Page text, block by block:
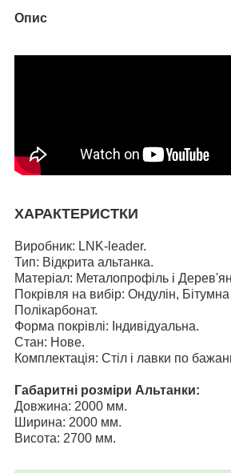
Опис
ХАРАКТЕРИСТКИ
Виробник: LNK-leader.
Тип: Відкрита альтанка.
Матеріал: Металопрофіль і
Покрівля на вибір: Ондулін,
Полікарбонат.
Форма покрівлі: Індивідуальна.
Стан: Нове.
Комплектація: Стіл і лавки по
Габаритні розміри Альтанки:
Довжина: 2000 мм.
Ширина: 2000 мм.
Висота: 2700 мм.